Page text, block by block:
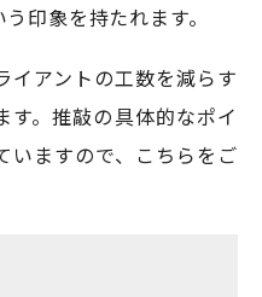
印象を持たれます。
イアントの工数を減らす
す。推敲の具体的なポイ
いますので、こちらをご